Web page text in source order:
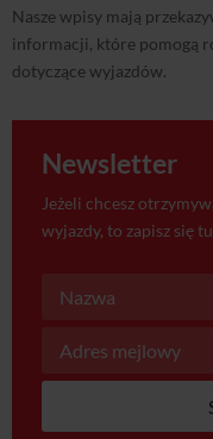
Nasze wpisy mają
informacji, które pomogą
dotyczące wyjazdów.
Newsletter
Jeżeli chcesz
wyjazdy, to zapisz się